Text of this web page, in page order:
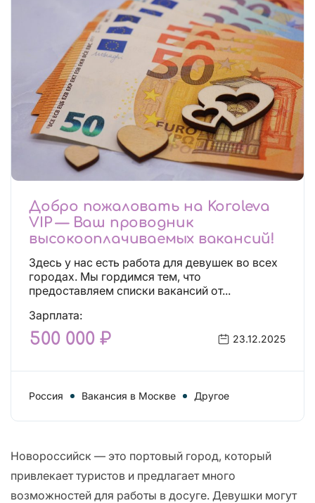
Добро пожаловать на Koroleva
VIP — Ваш проводник
высокооплачиваемых вакансий!
Здесь у нас есть работа для девушек во всех
городах. Мы гордимся тем, что
предоставляем списки вакансий от...
Зарплата:
500 000 ₽ 23.12.2025
Россия Вакансия в Москве Другое
Новороссийск — это портовый город, который
привлекает туристов и предлагает много
возможностей для работы в досуге. Девушки могут